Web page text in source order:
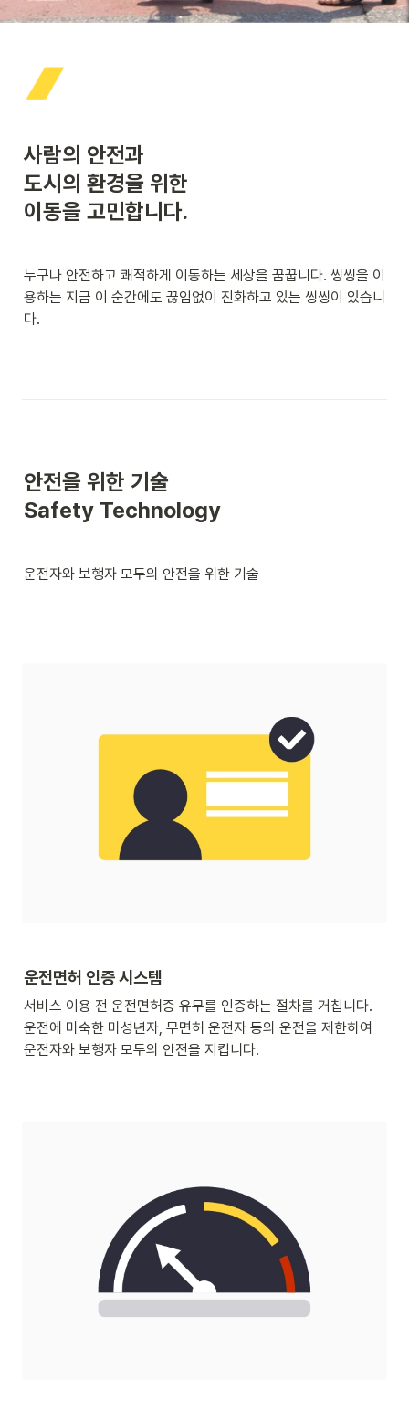
사람의 안전과
도시의 환경을 위한
이동을 고민합니다.
누구나 안전하고 쾌적하게 이동하는 세상을 꿈꿉니다. 씽씽을 이
용하는 지금 이 순간에도 끊임없이 진화하고 있는 씽씽이 있습니
다.
안전을 위한 기술
Safety Technology
운전자와 보행자 모두의 안전을 위한 기술
운전면허 인증 시스템
서비스 이용 전 운전면허증 유무를 인증하는 절차를 거칩니다.
운전에 미숙한 미성년자, 무면허 운전자 등의 운전을 제한하여
운전자와 보행자 모두의 안전을 지킵니다.